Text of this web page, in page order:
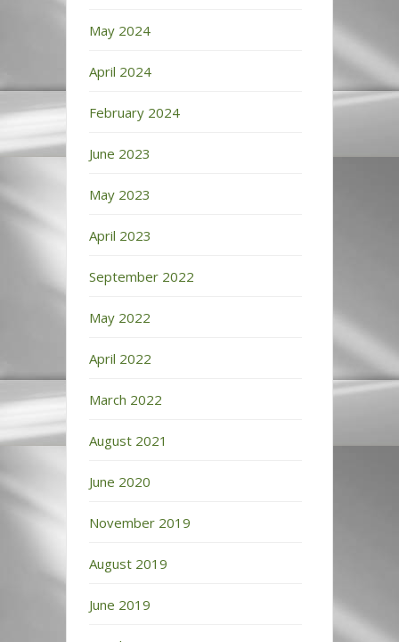
May 2024
April 2024
February 2024
June 2023
May 2023
April 2023
September 2022
May 2022
April 2022
March 2022
August 2021
June 2020
November 2019
August 2019
June 2019